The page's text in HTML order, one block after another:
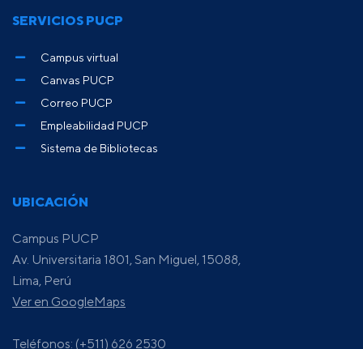
UBICACIÓN
Campus PUCP
Av. Universitaria 1801, San Miguel, 15088,
Lima, Perú
Ver en GoogleMaps
Teléfonos: (+511) 626 2530
SERVICIOS PUCP
Campus virtual
Canvas PUCP
Correo PUCP
Empleabilidad PUCP
Sistema de Bibliotecas